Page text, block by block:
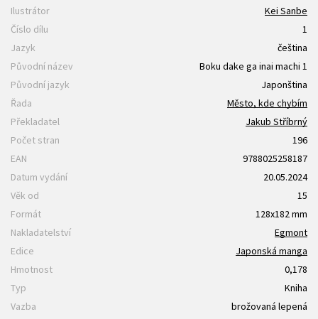
Ilustrátor
Kei Sanbe
Číslo dílu
1
Jazyk
čeština
Původní název
Boku dake ga inai machi 1
Původní jazyk
Japonština
Řada
Město, kde chybím
Překladatel
Jakub Stříbrný
Počet stran
196
EAN
9788025258187
Datum vydání
20.05.2024
Věk od
15
Formát
128x182 mm
Nakladatelství
Egmont
Edice
Japonská manga
Hmotnost
0,178
Typ
Kniha
Vazba
brožovaná lepená